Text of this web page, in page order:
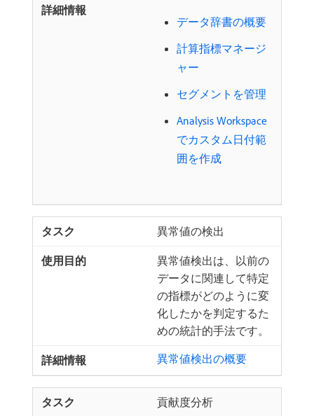
データ辞書の概要
計算指標マネージ
ャー
セグメントを管理
Analysis Workspace
でカスタム日付範
囲を作成
異常値の検出
異常値検出は、以前の
データに関連して特定
の指標がどのように変
化したかを判定するた
めの統計的手法です。
異常値検出の概要
貢献度分析